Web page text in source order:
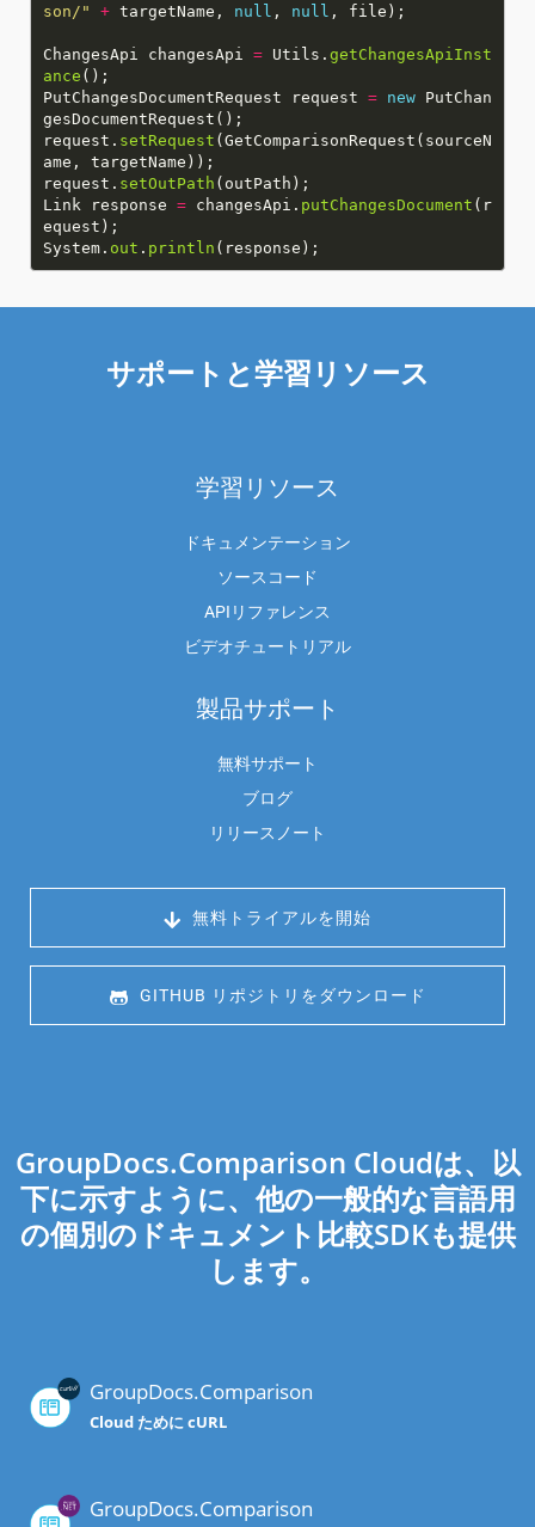
son/"
+targetName, null , null
ChangesApi changesApi =Utils. getChangesApiInst
ance
PutChangesDocumentRequest request = newPutChan
request. setRequest (GetComparisonRequest(sourceN
request. setOutPath
Link response =changesApi. putChangesDocument (r
System. out . println
サポートと学習リソース
学習リソース
ドキュメンテーション
ソースコード
APIリファレンス
ビデオチュートリアル
製品サポート
無料サポート
ブログ
リリースノート
無料トライアルを開始
GITHUB リポジトリをダウンロード
GroupDocs.Comparison Cloudは、以
下に示すように、他の一般的な言語用
の個別のドキュメント比較SDKも提供
します。
GroupDocs.Comparison
Cloud ために cURL
GroupDocs.Comparison